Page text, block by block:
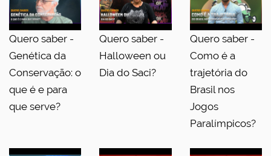
Quero saber -
Genética da
Conservação: o
que é e para
que serve?
Quero saber -
Halloween ou
Dia do Saci?
Quero saber -
Como é a
trajetória do
Brasil nos
Jogos
Paralímpicos?